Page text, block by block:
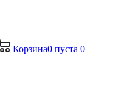
Корзина0 пуста 0